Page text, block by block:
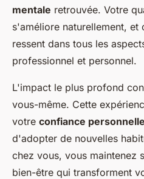
mentale retrouvée. Votre
s'améliore naturellement, et
ressent dans tous les
professionnel et personnel.
L'impact le plus profond
vous-même. Cette
votre confiance personnelle
d'adopter de nouvelles
chez vous, vous maintenez
bien-être qui transforment